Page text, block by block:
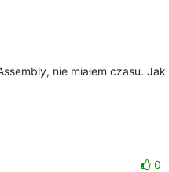
nie miałem czasu. Jak
0